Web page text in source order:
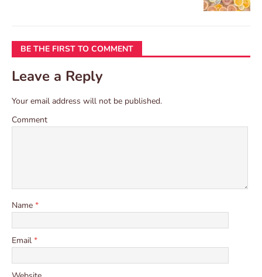
BE THE FIRST TO COMMENT
Leave a Reply
Your email address will not be published.
Comment
Name *
Email *